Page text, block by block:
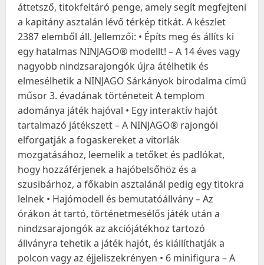
áttetsző, titokfeltáró penge, amely segít megfejteni
a kapitány asztalán lévő térkép titkát. A készlet
2387 elemből áll. Jellemzői: • Építs meg és állíts ki
egy hatalmas NINJAGO® modellt! – A 14 éves vagy
nagyobb nindzsarajongók újra átélhetik és
elmesélhetik a NINJAGO Sárkányok birodalma című
műsor 3. évadának történeteit A templom
adománya játék hajóval • Egy interaktív hajót
tartalmazó játékszett – A NINJAGO® rajongói
elforgatják a fogaskereket a vitorlák
mozgatásához, leemelik a tetőket és padlókat,
hogy hozzáférjenek a hajóbelsőhöz és a
szusibárhoz, a főkabin asztalánál pedig egy titokra
lelnek • Hajómodell és bemutatóállvány – Az
órákon át tartó, történetmesélős játék után a
nindzsarajongók az akciójátékhoz tartozó
állványra tehetik a játék hajót, és kiállíthatják a
polcon vagy az éjjeliszekrényen • 6 minifigura – A